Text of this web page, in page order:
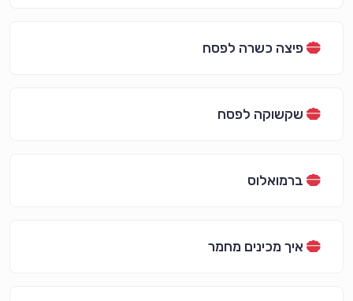
פיצה כשרה לפסח
שקשוקה לפסח
ברמואלוס
איך מכינים מחמר